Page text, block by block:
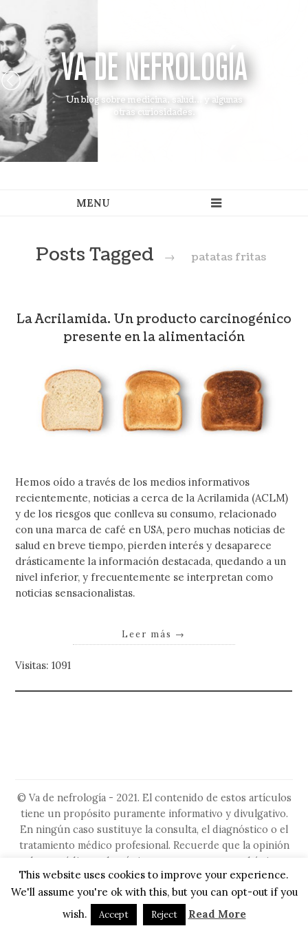
VA DE NEFROLOGÍA
Un blog sobre medicina, salud... y algunas
otras curiosidades.
Posts Tagged → patatas fritas
La Acrilamida. Un producto carcinogénico
presente en la alimentación
Hemos oído a través de los medios informativos
recientemente, noticias a cerca de la Acrilamida (ACLM)
y de los riesgos que conlleva su consumo, relacionado
con una marca de café en USA, pero muchas noticias de
salud en breve tiempo, pierden interés y desaparece
drásticamente la información destacada, quedando a un
nivel inferior, y frecuentemente se interpretan como
noticias sensacionalistas.
Leer más →
Visitas: 1091
© Va de nefrología - 2021. El contenido de estos artículos
tiene un propósito puramente informativo y divulgativo.
En ningún caso sustituye la consulta, el diagnóstico o el
tratamiento médico profesional. Recuerde que la opinión
de su médico es la más importante, ya que es el único
capacitado para evaluar su situación particular. No ignore
ni retrase la búsqueda de asesoramiento médico por algo
que haya leído en este sitio.
This website uses cookies to improve your experience.
We'll assume you're ok with this, but you can opt-out if you
wish.
Accept Reject Read More